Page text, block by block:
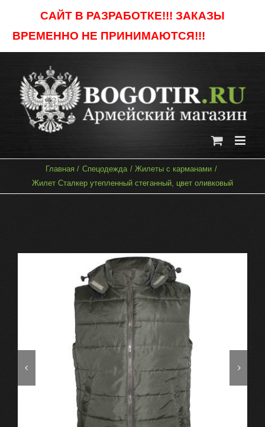
САЙТ В РАЗРАБОТКЕ!!! ЗАКАЗЫ
ВРЕМЕННО НЕ ПРИНИМАЮТСЯ!!!
content
Главная Спецодежда
Жилеты с карманами
Жилет Сталкер утепленный стеганный, цвет оливковый